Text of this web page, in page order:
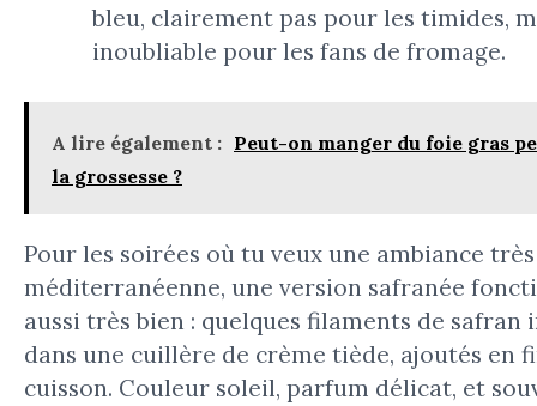
bleu, clairement pas pour les timides,
inoubliable pour les fans de fromage.
A lire également : Peut-on manger du foie gras
la grossesse ?
Pour les soirées où tu veux une ambiance très
méditerranéenne, une version safranée
aussi très bien : quelques filaments de safran
dans une cuillère de crème tiède, ajoutés en
cuisson. Couleur soleil, parfum délicat, et